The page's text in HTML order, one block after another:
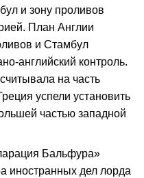
и зону проливов
План Англии
и Стамбул
контроль.
на часть
успели установить
частью западной
Бальфура»
иностранных дел лорда